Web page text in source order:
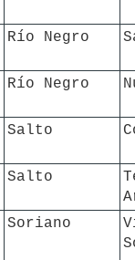
Río Negro
Río Negro
Salto
Salto
Soriano